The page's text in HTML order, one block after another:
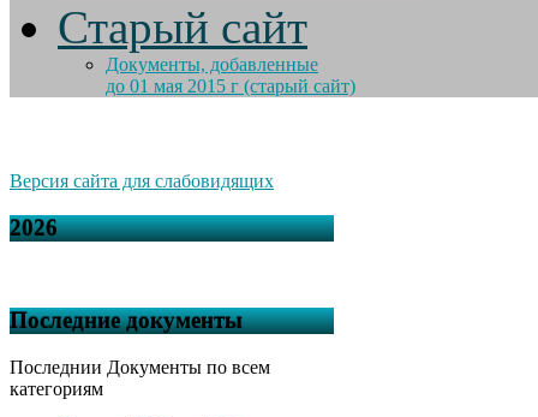
Старый сайт
Документы, добавленные
до 01 мая 2015 г (старый сайт)
Версия сайта для слабовидящих
2026
Последние документы
Последнии Документы по всем
категориям